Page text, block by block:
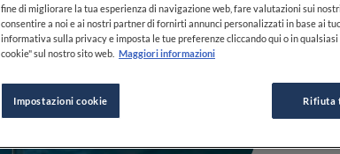
03 AGO 2023
fine di migliorare la tua esperienza di navigazione web, fare valutazioni sui
consentire a noi e ai nostri partner di fornirti annunci personalizzati in base ai
informativa sulla privacy e imposta le tue preferenze cliccando qui o in
cookie" sul nostro sito web. Maggiori informazioni
Impostazioni cookie Rifiuta